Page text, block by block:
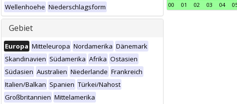
Wellenhoehe Niederschlagsform
Gebiet
Europa Mitteleuropa Nordamerika Dänemark
Skandinavien Südamerika Afrika Ostasien
Südasien Australien Niederlande Frankreich
Italien/Balkan Spanien Türkei/Nahost
Großbritannien Mittelamerika
00
01 02 03 04